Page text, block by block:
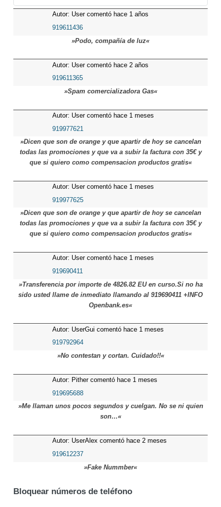
Autor: User comentó hace 1 años
919611436
»Podo, compañía de luz«
Autor: User comentó hace 2 años
919611365
»Spam comercializadora Gas«
Autor: User comentó hace 1 meses
919977621
»Dicen que son de orange y que apartir de hoy se cancelan
todas las promociones y que va a subir la factura con 35€ y
que si quiero como compensacion productos gratis«
Autor: User comentó hace 1 meses
919977625
»Dicen que son de orange y que apartir de hoy se cancelan
todas las promociones y que va a subir la factura con 35€ y
que si quiero como compensacion productos gratis«
Autor: User comentó hace 1 meses
919690411
»Transferencia por importe de 4826.82 EU en curso.Si no ha
sido usted llame de inmediato llamando al 919690411 +INFO
Openbank.es«
Autor: UserGui comentó hace 1 meses
919792964
»No contestan y cortan. Cuidado!!«
Autor: Pither comentó hace 1 meses
919695688
»Me llaman unos pocos segundos y cuelgan. No se ni quien
son…«
Autor: UserAlex comentó hace 2 meses
919612237
»Fake Nummber«
Bloquear números de teléfono